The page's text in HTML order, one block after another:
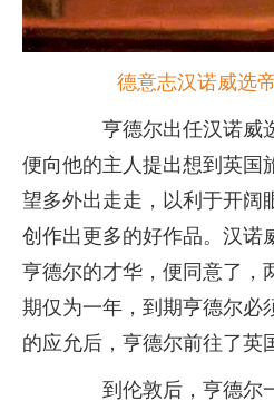
德意志汉诺威选
亨德尔出任汉诺威
便向他的主人提出想到英国
望多外出走走，以利于开阔
创作出更多的好作品。汉诺
亨德尔的才华，便同意了，
期仅为一年，到期亨德尔必
的应允后，亨德尔前往了英
到伦敦后，亨德尔